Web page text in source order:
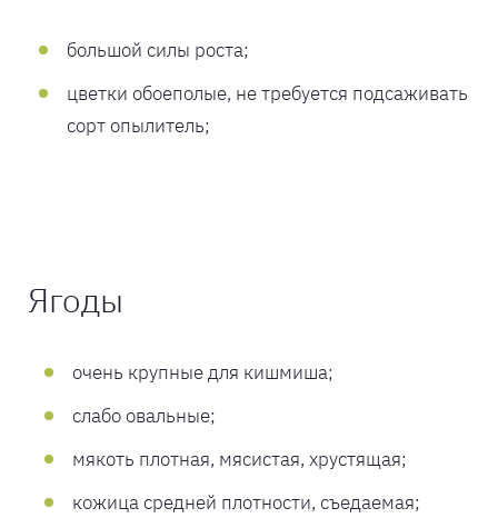
большой силы роста;
цветки обоеполые, не требуется подсаживать
сорт опылитель;
Ягоды
очень крупные для кишмиша;
слабо овальные;
мякоть плотная, мясистая, хрустящая;
кожица средней плотности, съедаемая;